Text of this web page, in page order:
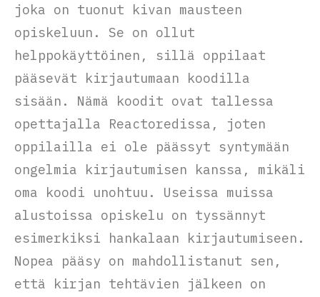
joka on tuonut kivan mausteen
opiskeluun. Se on ollut
helppokäyttöinen, sillä oppilaat
pääsevät kirjautumaan koodilla
sisään. Nämä koodit ovat tallessa
opettajalla Reactoredissa, joten
oppilailla ei ole päässyt syntymään
ongelmia kirjautumisen kanssa, mikäli
oma koodi unohtuu. Useissa muissa
alustoissa opiskelu on tyssännyt
esimerkiksi hankalaan kirjautumiseen.
Nopea pääsy on mahdollistanut sen,
että kirjan tehtävien jälkeen on